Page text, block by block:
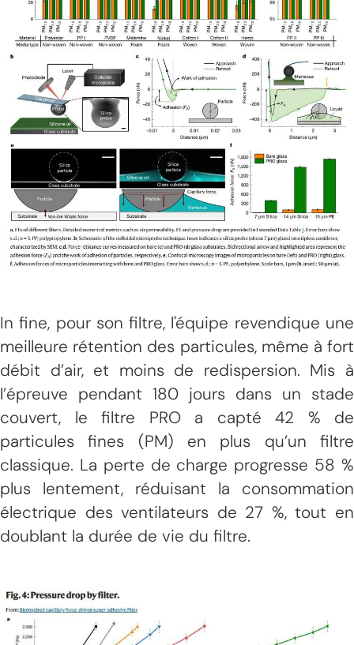
In fine, pour son filtre, l'équipe revendique une
meilleure rétention des particules, même à fort
débit d’air, et moins de redispersion. Mis à
l’épreuve pendant 180 jours dans un stade
couvert, le filtre PRO a capté 42 % de
particules fines (PM) en plus qu’un filtre
classique. La perte de charge progresse 58 %
plus lentement, réduisant la consommation
électrique des ventilateurs de 27 %, tout en
doublant la durée de vie du filtre.